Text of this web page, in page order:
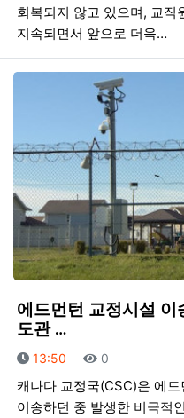
회복되지 않고 있으며, 교직
지속되면서 앞으로 더욱…
에드먼턴 교정시설
도관 …
등록일
13:50 조회
0
캐나다 교정국(CSC)은 에
이송하던 중 발생한 비극적